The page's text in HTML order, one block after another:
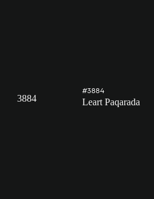
3884
#3884
Leart Paqarada